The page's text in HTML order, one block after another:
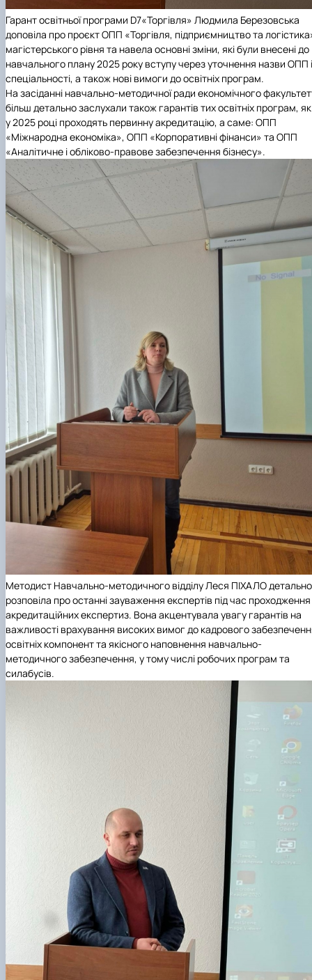
Гарант освітньої програми D7«Торгівля» Людмила Березовська
доповіла про проєкт ОПП «Торгівля, підприємництво та
магістерського рівня та навела основні зміни, які були внесені до
навчального плану 2025 року вступу через уточнення назви ОПП і
спеціальності, а також нові вимоги до освітніх програм.
На засіданні навчально-методичної ради економічного
більш детально заслухали також гарантів тих освітніх програм,
у 2025 році проходять первинну акредитацію, а саме: ОПП
«Міжнародна економіка», ОПП «Корпоративні фінанси» та ОПП
«Аналітичне і обліково-правове забезпечення бізнесу».
Методист Навчально-методичного відділу Леся ПІХАЛО детально
розповіла про останні зауваження експертів під час проходження
акредитаційних експертиз. Вона акцентувала увагу гарантів на
важливості врахування високих вимог до кадрового
освітніх компонент та якісного наповнення навчально-
методичного забезпечення, у тому числі робочих програм та
силабусів.